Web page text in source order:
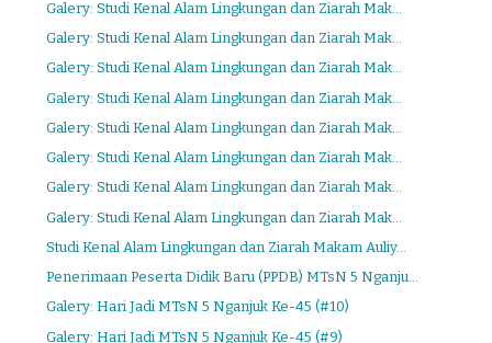
Galery: Studi Kenal Alam Lingkungan dan Ziarah Mak...
Galery: Studi Kenal Alam Lingkungan dan Ziarah Mak...
Galery: Studi Kenal Alam Lingkungan dan Ziarah Mak...
Galery: Studi Kenal Alam Lingkungan dan Ziarah Mak...
Galery: Studi Kenal Alam Lingkungan dan Ziarah Mak...
Galery: Studi Kenal Alam Lingkungan dan Ziarah Mak...
Galery: Studi Kenal Alam Lingkungan dan Ziarah Mak...
Galery: Studi Kenal Alam Lingkungan dan Ziarah Mak...
Studi Kenal Alam Lingkungan dan Ziarah Makam Auliy...
Penerimaan Peserta Didik Baru (PPDB) MTsN 5 Nganju...
Galery: Hari Jadi MTsN 5 Nganjuk Ke-45 (#10)
Galery: Hari Jadi MTsN 5 Nganjuk Ke-45 (#9)